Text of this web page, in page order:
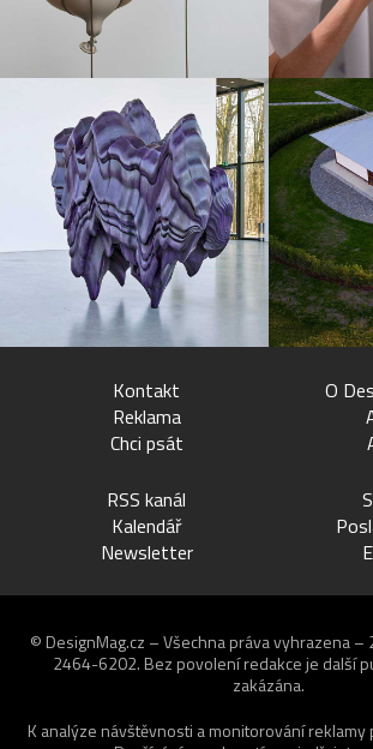
Kontakt
Reklama
Chci psát
O
RSS kanál
Kalendář
Newsletter
© DesignMag.cz – Všechna práva vyhrazena –
2464-6202. Bez povolení redakce je další
zakázána.
K analýze návštěvnosti a monitorování reklamy